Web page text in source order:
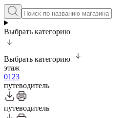
Выбрать категорию
Выбрать категорию
этаж
01 23
путеводитель
путеводитель